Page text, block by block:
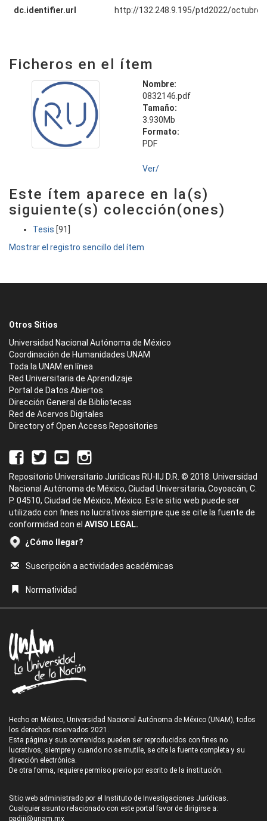
dc.identifier.url http://132.248.9.195/ptd2022/
Ficheros en el ítem
Nombre:
0832146.pdf
Tamaño:
3.930Mb
Formato:
PDF
Ver/
Este ítem aparece en la(s)
siguiente(s) colección(ones)
Tesis [91]
Mostrar el registro sencillo del ítem
Otros Sitios
Universidad Nacional Autónoma de México
Coordinación de Humanidades UNAM
Toda la UNAM en línea
Red Universitaria de Aprendizaje
Portal de Datos Abiertos
Dirección General de Bibliotecas
Red de Acervos Digitales
Directory of Open Access Repositories
Repositorio Universitario Jurídicas RU-IIJ D.R. © 2018. Universidad
Nacional Autónoma de México, Ciudad Universitaria, Coyoacán, C.
P. 04510, Ciudad de México, México. Este sitio web puede ser
utilizado con fines no lucrativos siempre que se cite la fuente de
conformidad con el AVISO LEGAL.
¿Cómo llegar?
Suscripción a actividades académicas
Normatividad
Hecho en México, Universidad Nacional Autónoma de México (UNAM), todos
los derechos reservados 2021.
Esta página y sus contenidos pueden ser reproducidos con fines no
lucrativos, siempre y cuando no se mutile, se cite la fuente completa y su
dirección electrónica.
De otra forma, requiere permiso previo por escrito de la institución.
Sitio web administrado por el Instituto de Investigaciones Jurídicas.
Cualquier asunto relacionado con este portal favor de dirigirse a:
padiij@unam.mx